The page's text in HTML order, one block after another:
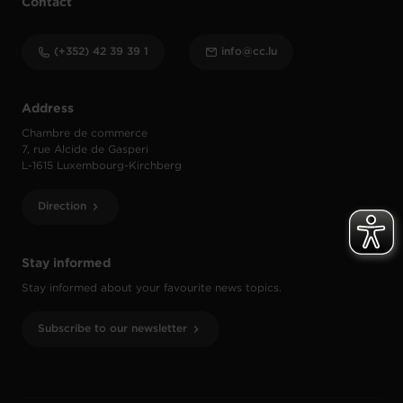
Stay informed
Stay informed about your favourite news topics.
Subscribe to our newsletter
Address
Chambre de commerce
7, rue Alcide de Gasperi
L-1615 Luxembourg-Kirchberg
Direction
Contact
(+352) 42 39 39 1 info@cc.lu